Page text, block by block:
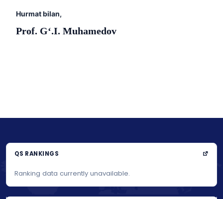
Hurmat bilan,
Prof. G‘.I. Muhamedov
QS RANKINGS
Ranking data currently unavailable.